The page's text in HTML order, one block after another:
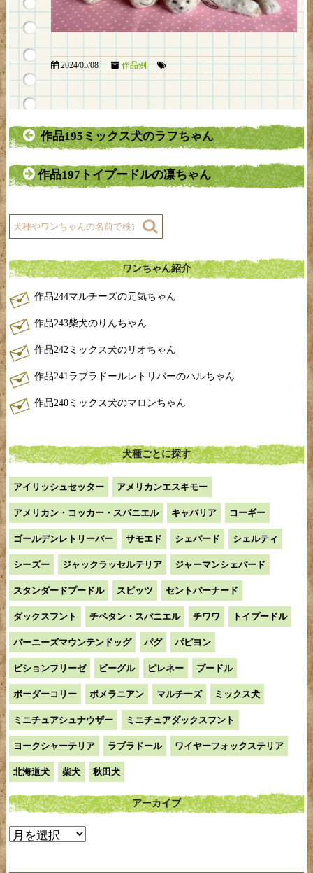
2024/05/08 作品例
作品195ミックス犬のラフちゃん
作品197トイプードルの凛ちゃん
ワンちゃん紹介
作品244マルチーズの元気ちゃん
作品243柴犬のりんちゃん
作品242ミックス犬のリオちゃん
作品241ラブラドールレトリバーのハルちゃん
作品240ミックス犬のマロンちゃん
犬種ごとに探す
アイリッシュセッター アメリカンエスキモー
アメリカン・コッカー・スパニエル キャバリア コーギー
ゴールデンレトリーバー サモエド シェパード シェルティ
シーズー ジャックラッセルテリア ジャーマンシェパード
スタンダードプードル スピッツ セントバーナード
ダックスフント チベタン・スパニエル チワワ トイプードル
バーニーズマウンテンドッグ パグ パピヨン
ビションフリーゼ ビーグル ピレネー プードル
ボーダーコリー ポメラニアン マルチーズ ミックス犬
ミニチュアシュナウザー ミニチュアダックスフント
ヨークシャーテリア ラブラドール ワイヤーフォックステリア
北海道犬 柴犬 秋田犬
アーカイブ
ア
カ